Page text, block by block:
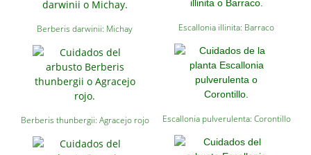
Berberis darwinii: Michay
Berberis thunbergii: Agracejo rojo
Escallonia illinita: Barraco
Escallonia pulverulenta: Corontillo